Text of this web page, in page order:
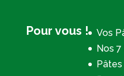
Pour vous !
Vos
Nos
Pâtes